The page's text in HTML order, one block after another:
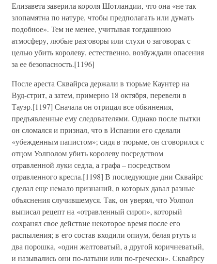
Елизавета заверила короля Шотландии, что она «не так
злопамятна по натуре, чтобы предполагать или думать
подобное». Тем не менее, учитывая тогдашнюю
атмосферу, любые разговоры или слухи о заговорах с
целью убить королеву, естественно, возбуждали опасения
за ее безопасность.[1196]
После ареста Сквайрса держали в тюрьме Каунтер на
Вуд-стрит, а затем, примерно 18 октября, перевели в
Тауэр.[1197] Сначала он отрицал все обвинения,
предъявленные ему следователями. Однако после пытки
он сломался и признал, что в Испании его сделали
«убежденным папистом»; сидя в тюрьме, он сговорился с
отцом Уолполом убить королеву посредством
отравленной луки седла, а графа – посредством
отравленного кресла.[1198] В последующие дни Сквайрс
сделал еще немало признаний, в которых давал разные
объяснения случившемуся. Так, он уверял, что Уолпол
выписал рецепт на «отравленный сироп», который
сохранял свое действие некоторое время после его
распыления; в его состав входили опиум, белая ртуть и
два порошка, «один желтоватый, а другой коричневатый,
и назывались они по-латыни или по-гречески». Сквайрсу